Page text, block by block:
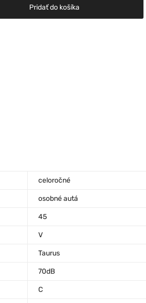
Pridať do košíka
celoročné
osobné autá
45
V
Taurus
70dB
C